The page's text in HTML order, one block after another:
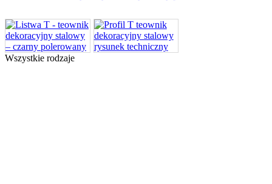
Wszystkie rodzaje